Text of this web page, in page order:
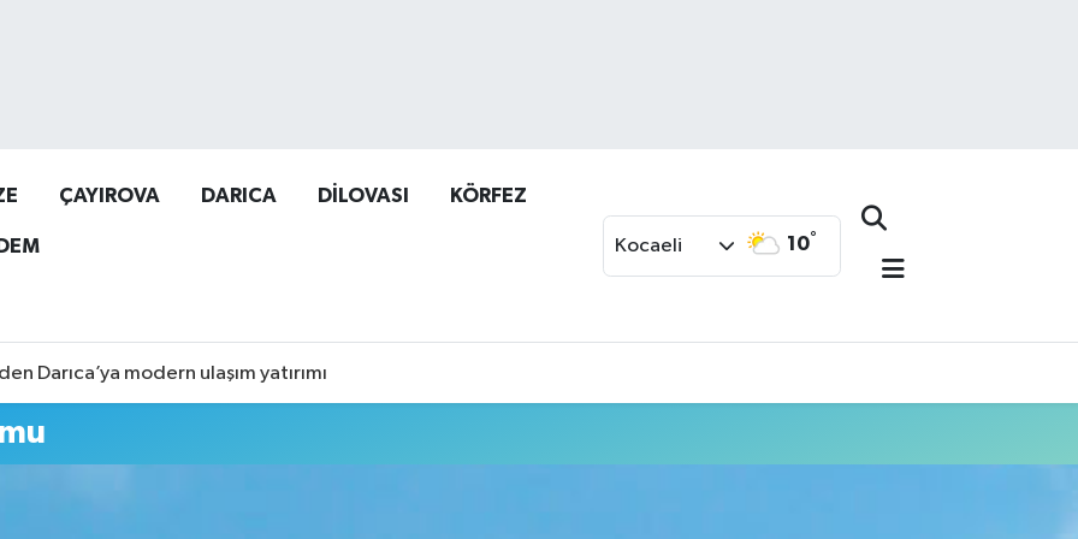
ÇAYIROVA DARICA DİLOVASI KÖRFEZ
Kocaeli 10°
Darıca’ya modern ulaşım yatırımı